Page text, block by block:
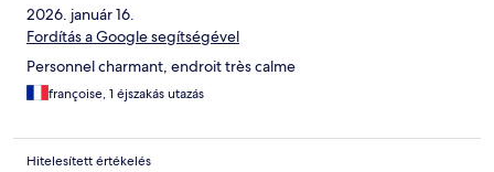
2026. január 16.
Fordítás a Google segítségével
Personnel charmant, endroit très calme
françoise, 1 éjszakás utazás
Hitelesített értékelés